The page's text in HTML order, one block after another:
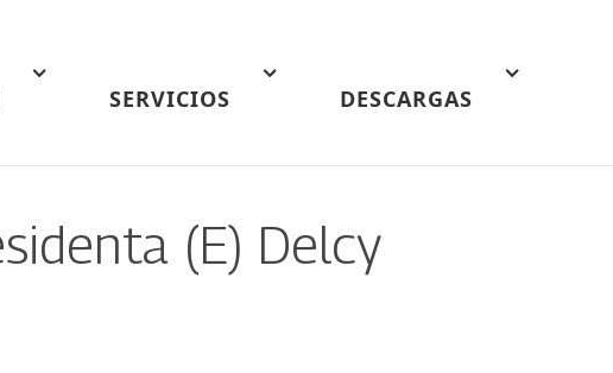
SERVICIOS DESCARGAS
(E) Delcy